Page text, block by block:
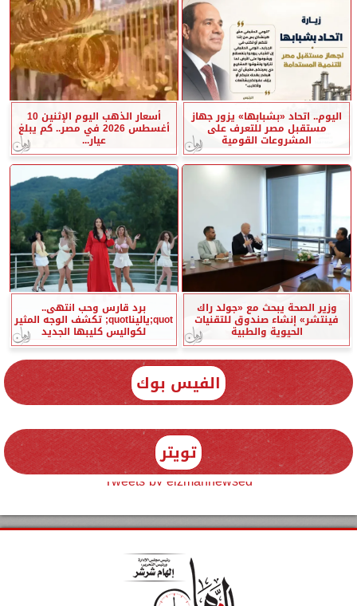
اليوم.. اتحاد «بشبابها» يزور جهاز
مستقبل مصر للتعرف على
المشروعات القومية
أسعار الذهب اليوم الإثنين 10
أغسطس 2026 في مصر.. كم يبلغ
عيار...
وزير الصحة يبحث مع «جولد راك
فينتشر» إنشاء صندوق للتقنيات
الحيوية والطبية
برد قارس وحب انتهى..
quot;ياليناquot; تكشف الوجه المثير
لكواليس كليبها الجديد
الفيس بوك
تويتر
Tweets by elzmannewseg